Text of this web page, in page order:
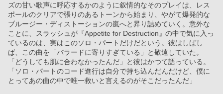
ズの甘い歌声に呼応するかのように叙情的なそのプレイは、レス
ポールのクリアで張りのあるトーンから始まり、やがて爆発的な
ブルージー・ディストーションの嵐へと昇り詰めていく。意外な
ことに、スラッシュが『Appetite for Destruction』の中で気に入っ
ているのは、実はこのソロ・パートだけだという。彼はしばし
ば、この曲を「バラードに寄りすぎている」と敬遠していた。
「どうしても肌に合わなかったんだ」と彼はかつて語っている。
「ソロ・パートのコード進行は自分で持ち込んだんだけど、僕に
とってあの曲の中で唯一救いと言えるのがそこだったんだ」